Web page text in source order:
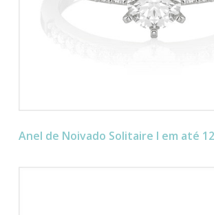
Anel de Noivado Solitaire I em até